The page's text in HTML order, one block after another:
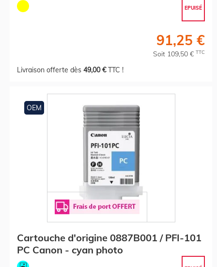
EPUISÉ
91,25 €
Soit 109,50 € TTC
Livraison offerte dès 49,00 €TTC !
OEM
Cartouche d'origine 0887B001 / PFI-101
PC Canon - cyan photo